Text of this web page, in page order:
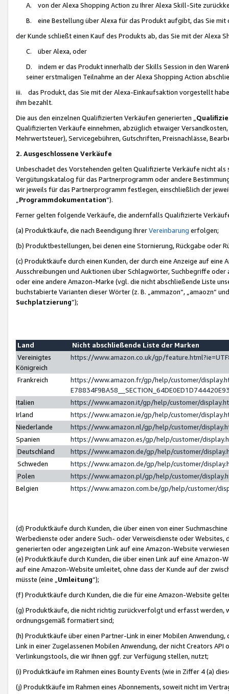
A. von der Alexa Shopping Action zu Ihrer Alexa Skill-Site
B. eine Bestellung über Alexa für das Produkt aufgibt, das Sie mit
der Kunde schließt einen Kauf des Produkts ab, das Sie mit der Alexa
C. über Alexa, oder
D. indem er das Produkt innerhalb der Skills Session in den
seiner erstmaligen Teilnahme an der Alexa Shopping Action
iii. das Produkt, das Sie mit der Alexa-Einkaufsaktion vorgestellt
ihm bezahlt.
Die aus den einzelnen Qualifizierten Verkäufen generierten „
Qualifizierten Verkäufe einnehmen, abzüglich etwaiger
Mehrwertsteuer), Servicegebühren, Gutschriften, Preisnachlässe,
2. Ausgeschlossene Verkäufe
Unbeschadet des Vorstehenden gelten Qualifizierte Verkäufe nicht
Vergütungskatalog für das Partnerprogramm oder andere
wir jeweils für das Partnerprogramm festlegen, einschließlich der
Programmdokumentation“).
Ferner gelten folgende Verkäufe, die andernfalls Qualifizierte
(a) Produktkäufe, die nach Beendigung IhrerVereinbarung erfolgen;
(b) Produktbestellungen, bei denen eine Stornierung, Rückgabe oder
(c) Produktkäufe durch einen Kunden, der durch eine Anzeige auf
Ausschreibungen und Auktionen über Schlagwörter, Suchbegriffe
oder eine andere Amazon-Marke (vgl. die nicht abschließende Liste
buchstabierte Varianten dieser Wörter (z. B. „ammazon“, „amaozn“
Suchplatzierung”);
Land
Nicht abschließende Liste der Marken
Vereinigtes
Königreich
https://www.amazon.co.uk/gp/
Frankreich
https://www.amazon.fr/gp/help/customer/
Italien
https://www.amazon.it/gp/help/customer/
Irland
https://www.amazon.ie/gp/help/customer/
Niederlande
https://www.amazon.nl/gp/help/customer/
Spanien
https://www.amazon.es/gp/help/customer/
Deutschland
https://www.amazon.de/gp/help/customer/
Schweden
https://www.amazon.de/gp/help/customer/
Polen
https://www.amazon.pl/gp/help/customer/
Belgien
https://www.amazon.com.be/gp/help/customer/
(d) Produktkäufe durch Kunden, die über einen von einer
Werbedienste oder andere Such- oder Verweisdienste oder Websites,
generierten oder angezeigten Link auf eine Amazon-Website
(e) Produktkäufe durch Kunden, die über einen Link auf eine
auf eine Amazon-Website umleitet, ohne dass der Kunde auf der
müsste (eine „ Umleitung“);
(f) Produktkäufe durch Kunden, die die für eine Amazon-Website
(g) Produktkäufe, die nicht richtig zurückverfolgt und erfasst werden,
ordnungsgemäß formatiert sind;
(h) Produktkäufe über einen Partner-Link in einer Mobilen
Link in einer Zugelassenen Mobilen Anwendung, der nicht Creators
Verlinkungstools, die wir Ihnen ggf. zur Verfügung stellen, nutzt;
(i) Produktkäufe im Rahmen eines Bounty Events (wie in Ziffer 4 (a)
(j) Produktkäufe im Rahmen eines Abonnements, soweit nicht im